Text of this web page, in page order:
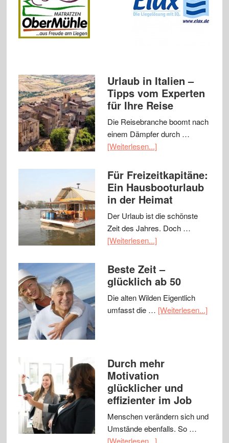
Urlaub in Italien –
Tipps vom Experten
für Ihre Reise
Die Reisebranche boomt nach
einem Dämpfer durch …
[Weiterlesen...]
Für Freizeitkapitäne:
Ein Hausbooturlaub
in der Heimat
Der Urlaub ist die schönste
Zeit des Jahres. Doch …
[Weiterlesen...]
Beste Zeit –
glücklich ab 50
Die alten Wilden Eigentlich
umfasst die … [Weiterlesen...]
Durch mehr
Motivation
glücklicher und
effizienter im Job
Menschen verändern sich und
Umstände ebenfalls. So …
[Weiterlesen...]